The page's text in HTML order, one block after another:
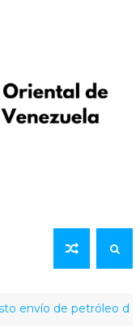
de petróleo de